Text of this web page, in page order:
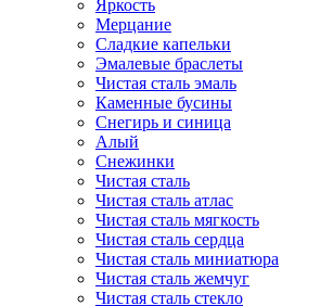
Яркость
Мерцание
Сладкие капельки
Эмалевые браслеты
Чистая сталь эмаль
Каменные бусины
Снегирь и синица
Алый
Снежинки
Чистая сталь
Чистая сталь атлас
Чистая сталь мягкость
Чистая сталь сердца
Чистая сталь миниатюра
Чистая сталь жемчуг
Чистая сталь стекло